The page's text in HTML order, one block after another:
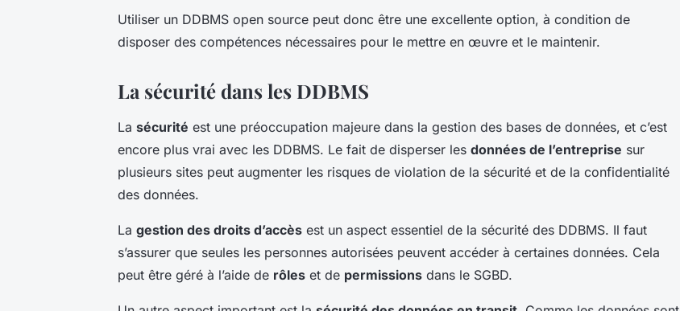
Utiliser un DDBMS open source peut donc être une excellente option, à condition de
disposer des compétences nécessaires pour le mettre en œuvre et le maintenir.
La sécurité dans les DDBMS
La sécurité est une préoccupation majeure dans la gestion des bases de données, et c’est
encore plus vrai avec les DDBMS. Le fait de disperser les données de l’entreprise sur
plusieurs sites peut augmenter les risques de violation de la sécurité et de la confidentialité
des données.
La gestion des droits d’accès est un aspect essentiel de la sécurité des DDBMS. Il faut
s’assurer que seules les personnes autorisées peuvent accéder à certaines données. Cela
peut être géré à l’aide de rôles et de permissions dans le SGBD.